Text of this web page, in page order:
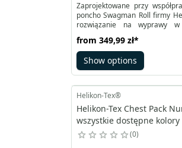
Zaprojektowane przy
poncho Swagman Roll firmy
rozwiązanie na wyprawy
pozwala chronić przed wodą.
kiedy wykorzystywane jest jako
do poncha USGI. Odporny
niezwykle ciepłą, a
chłodem.
from 349,99 zł*
Show options
Helikon-Tex®
Helikon-Tex Chest Pack
wszystkie dostępne kolory
0